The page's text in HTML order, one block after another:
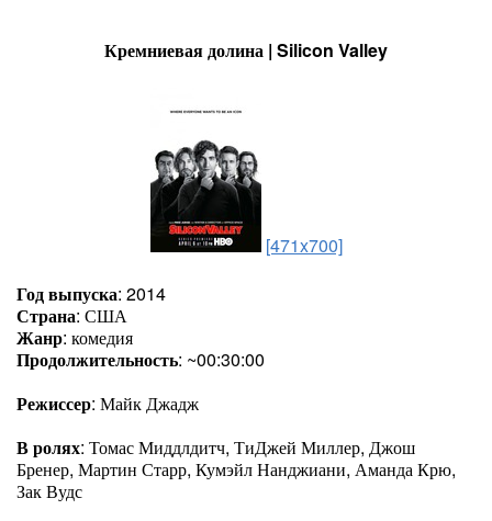
Кремниевая долина | Silicon Valley
[471x700]
Год выпуска: 2014
Страна: США
Жанр: комедия
Продолжительность: ~00:30:00
Режиссер: Майк Джадж
В ролях: Томас Миддлдитч, ТиДжей Миллер, Джош
Бренер, Мартин Старр, Кумэйл Нанджиани, Аманда Крю,
Зак Вудс